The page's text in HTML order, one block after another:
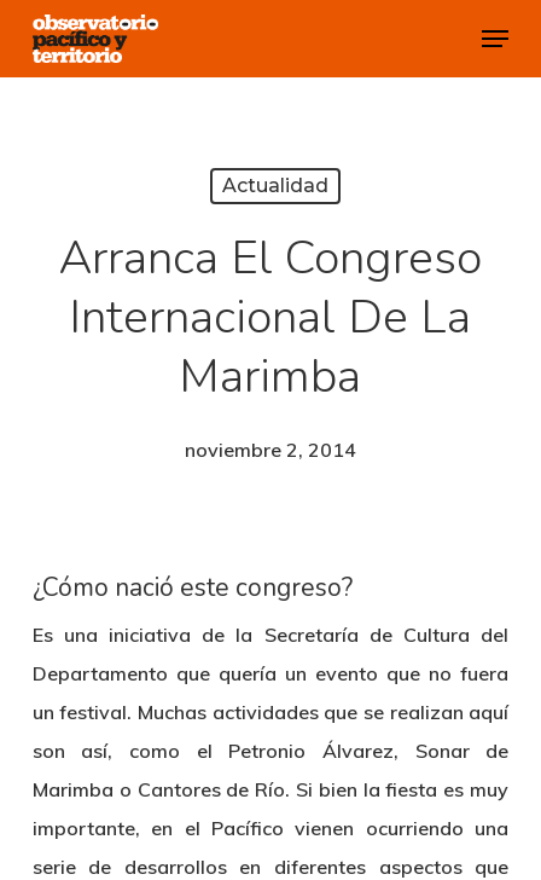
Skip
Menu
Actualidad
Arranca El Congreso
Internacional De La
Marimba
noviembre 2, 2014
¿Cómo nació este congreso?
Es una iniciativa de la Secretaría de Cultura del
Departamento que quería un evento que no fuera
un festival. Muchas actividades que se realizan aquí
son así, como el Petronio Álvarez, Sonar de
Marimba o Cantores de Río. Si bien la fiesta es muy
importante, en el Pacífico vienen ocurriendo una
serie de desarrollos en diferentes aspectos que
Close